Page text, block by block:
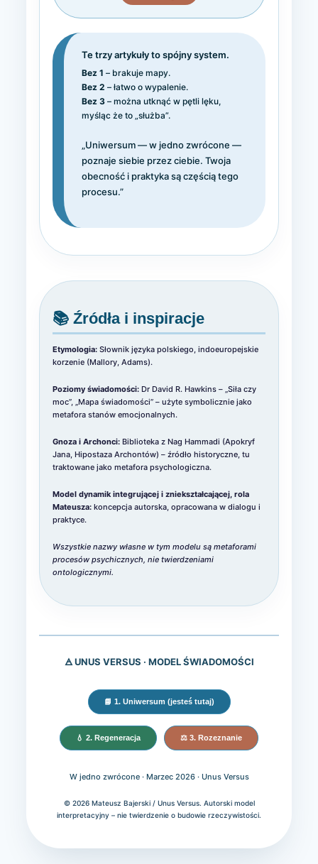
Te trzy artykuły to spójny system.
Bez 1 – brakuje mapy.
Bez 2 – łatwo o wypalenie.
Bez 3 – można utknąć w pętli lęku,
myśląc że to „służba”.
„Uniwersum — w jedno zwrócone —
poznaje siebie przez ciebie. Twoja
obecność i praktyka są częścią tego
procesu.”
📚 Źródła i inspiracje
Etymologia: Słownik języka polskiego, indoeuropejskie
korzenie (Mallory, Adams).
Poziomy świadomości: Dr David R. Hawkins – „Siła czy
moc”, „Mapa świadomości” – użyte symbolicznie jako
metafora stanów emocjonalnych.
Gnoza i Archonci: Biblioteka z Nag Hammadi (Apokryf
Jana, Hipostaza Archontów) – źródło historyczne, tu
traktowane jako metafora psychologiczna.
Model dynamik integrującej i zniekształcającej, rola
Mateusza: koncepcja autorska, opracowana w dialogu i
praktyce.
Wszystkie nazwy własne w tym modelu są metaforami
procesów psychicznych, nie twierdzeniami
ontologicznymi.
🜁 UNUS VERSUS · MODEL ŚWIADOMOŚCI
📘 1. Uniwersum (jesteś tutaj)
💧 2. Regeneracja ⚖️ 3. Rozeznanie
W jedno zwrócone · Marzec 2026 · Unus Versus
© 2026 Mateusz Bajerski / Unus Versus. Autorski model
interpretacyjny – nie twierdzenie o budowie rzeczywistości.